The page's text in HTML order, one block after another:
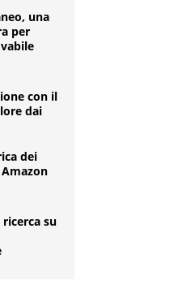
una
per
con il
dai
dei
ricerca su